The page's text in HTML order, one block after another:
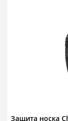
Защита носка